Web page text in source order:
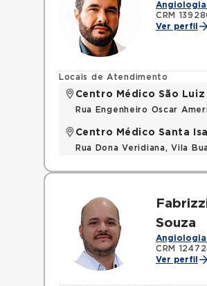
Angiologia
CRM
Ver perfil
Locais de Atendimento
Centro Médico São
Rua Engenheiro Oscar
Centro Médico Santa
Rua Dona Veridiana, Vila
Souza
Angiologia
CRM
Ver perfil